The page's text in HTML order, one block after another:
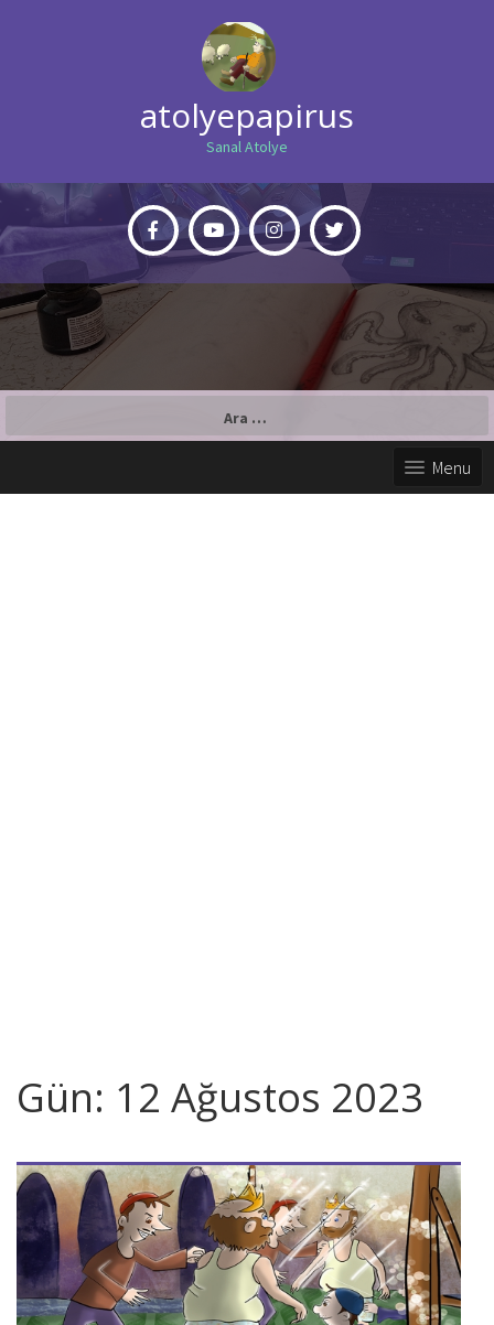
atolyepapirus
Sanal Atolye
Menu
Gün: 12 Ağustos 2023